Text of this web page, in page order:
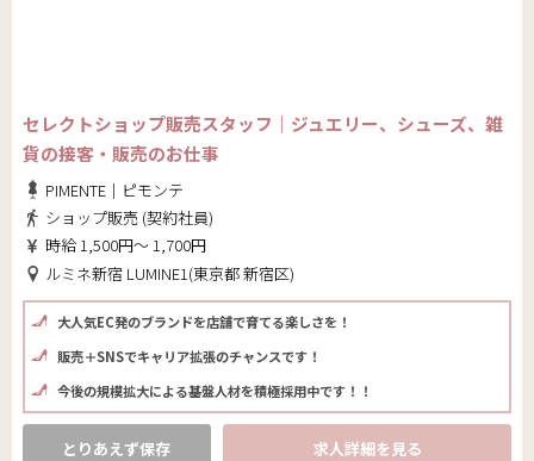
セレクトショップ販売スタッフ｜ジュエリー、シューズ、雑
貨の接客・販売のお仕事
PIMENTE｜ピモンテ
ショップ販売 (契約社員)
時給 1,500円～ 1,700円
ルミネ新宿 LUMINE1(東京都 新宿区)
大人気EC発のブランドを店舗で育てる楽しさを！
販売＋SNSでキャリア拡張のチャンスです！
今後の規模拡大による基盤人材を積極採用中です！！
とりあえず保存 求人詳細を見る